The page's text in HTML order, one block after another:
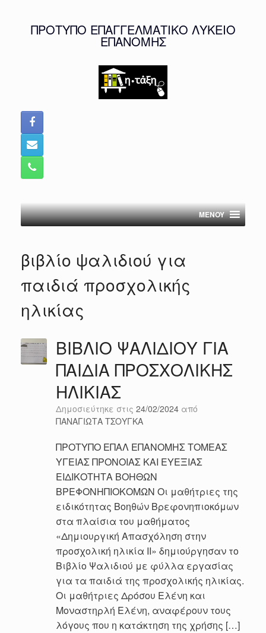
ΠΡΟΤΥΠΟ ΕΠΑΓΓΕΛΜΑΤΙΚΟ ΛΥΚΕΙΟ
ΕΠΑΝΟΜΗΣ
MENOY
βιβλίο ψαλιδιού για
παιδιά προσχολικής
ηλικίας
ΒΙΒΛΙΟ ΨΑΛΙΔΙΟΥ ΓΙΑ
ΠΑΙΔΙΑ ΠΡΟΣΧΟΛΙΚΗΣ
ΗΛΙΚΙΑΣ
Δημοσιεύτηκε στις 24/02/2024 από
ΠΑΝΑΓΙΩΤΑ ΤΣΟΥΓΚΑ
ΠΡΟΤΥΠΟ ΕΠΑΛ ΕΠΑΝΟΜΗΣ ΤΟΜΕΑΣ
ΥΓΕΙΑΣ ΠΡΟΝΟΙΑΣ ΚΑΙ ΕΥΕΞΙΑΣ
ΕΙΔΙΚΟΤΗΤΑ ΒΟΗΘΩΝ
ΒΡΕΦΟΝΗΠΙΟΚΟΜΩΝ Οι μαθήτριες της
ειδικότητας Βοηθών Βρεφονηπιοκόμων
στα πλαίσια του μαθήματος
«Δημιουργική Απασχόληση στην
προσχολική ηλικία ΙΙ» δημιούργησαν το
Βιβλίο Ψαλιδιού με φύλλα εργασίας
για τα παιδιά της προσχολικής ηλικίας.
Οι μαθήτριες Δρόσου Ελένη και
Μοναστηρλή Ελένη, αναφέρουν τους
λόγους που η κατάκτηση της χρήσης […]